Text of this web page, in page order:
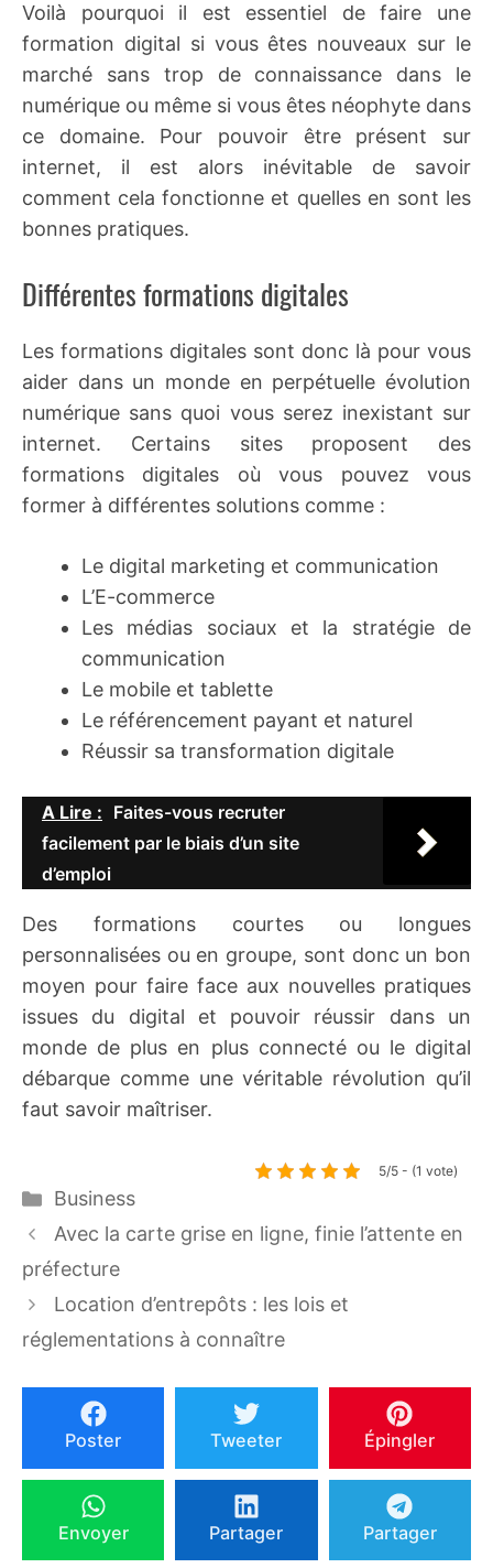
Voilà pourquoi il est essentiel de faire une
formation digital si vous êtes nouveaux sur le
marché sans trop de connaissance dans le
numérique ou même si vous êtes néophyte dans
ce domaine. Pour pouvoir être présent sur
internet, il est alors inévitable de savoir
comment cela fonctionne et quelles en sont les
bonnes pratiques.
Différentes formations digitales
Les formations digitales sont donc là pour vous
aider dans un monde en perpétuelle évolution
numérique sans quoi vous serez inexistant sur
internet. Certains sites proposent des
formations digitales où vous pouvez vous
former à différentes solutions comme :
Le digital marketing et communication
L’E-commerce
Les médias sociaux et la stratégie de
communication
Le mobile et tablette
Le référencement payant et naturel
Réussir sa transformation digitale
A Lire : Faites-vous recruter
facilement par le biais d’un site
d’emploi
Des formations courtes ou longues
personnalisées ou en groupe, sont donc un bon
moyen pour faire face aux nouvelles pratiques
issues du digital et pouvoir réussir dans un
monde de plus en plus connecté ou le digital
débarque comme une véritable révolution qu’il
faut savoir maîtriser.
5/5 - (1 vote)
Catégories
Business
Avec la carte grise en ligne, finie l’attente en
préfecture
Location d’entrepôts : les lois et
réglementations à connaître
Poster Tweeter Épingler
Envoyer Partager Partager